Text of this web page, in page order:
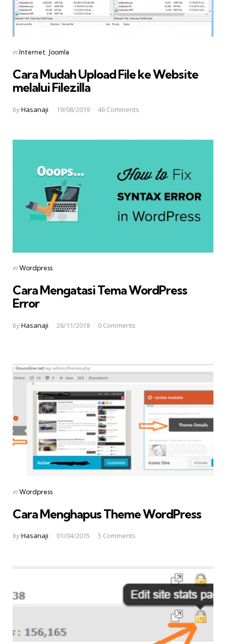
Categories
Posted
inInternet Joomla
Cara Mudah Upload File ke Website
melalui Filezilla
Posted
byHasanaji 19/08/2019 46 Comments
Categories
Posted
inWordpress
Cara Mengatasi Tema WordPress
Error
Posted
byHasanaji 26/11/2018 0 Comments
Categories
Posted
inWordpress
Cara Menghapus Theme WordPress
Posted
byHasanaji 01/04/2015 5 Comments